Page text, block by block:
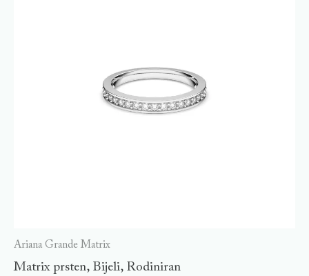
Ariana Grande Matrix
Matrix prsten, Bijeli, Rodiniran